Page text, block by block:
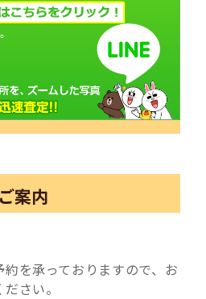
案内
を承っておりますので、お
さい。